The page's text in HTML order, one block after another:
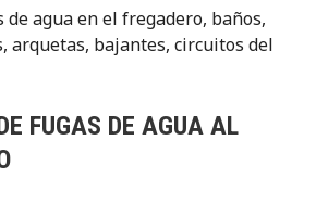
de agua en el fregadero, baños,
arquetas, bajantes, circuitos del
FUGAS DE AGUA AL